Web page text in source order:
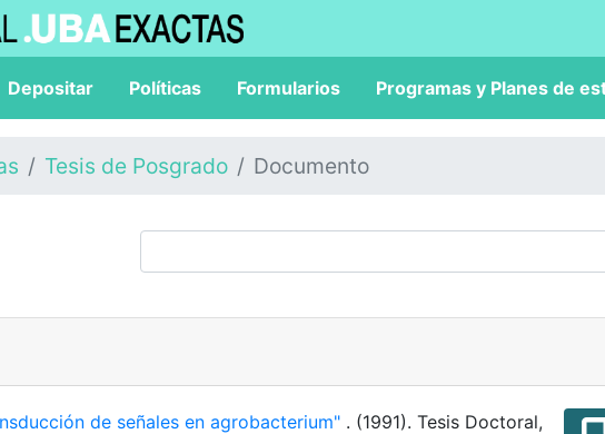
Depositar Políticas Formularios Programas y Planes de
Tesis de Posgrado Documento
de señales en agrobacterium" . (1991). Tesis Doctoral,